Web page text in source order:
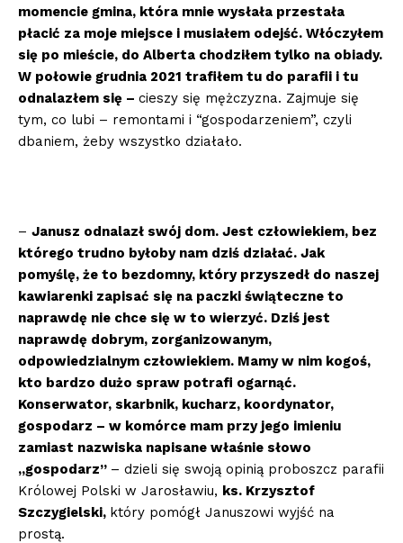
momencie gmina, która mnie wysłała przestała
płacić za moje miejsce i musiałem odejść. Włóczyłem
się po mieście, do Alberta chodziłem tylko na obiady.
W połowie grudnia 2021 trafiłem tu do parafii i tu
odnalazłem się – cieszy się mężczyzna. Zajmuje się
tym, co lubi – remontami i “gospodarzeniem”, czyli
dbaniem, żeby wszystko działało.
– Janusz odnalazł swój dom. Jest człowiekiem, bez
którego trudno byłoby nam dziś działać. Jak
pomyślę, że to bezdomny, który przyszedł do naszej
kawiarenki zapisać się na paczki świąteczne to
naprawdę nie chce się w to wierzyć. Dziś jest
naprawdę dobrym, zorganizowanym,
odpowiedzialnym człowiekiem. Mamy w nim kogoś,
kto bardzo dużo spraw potrafi ogarnąć.
Konserwator, skarbnik, kucharz, koordynator,
gospodarz – w komórce mam przy jego imieniu
zamiast nazwiska napisane właśnie słowo
„gospodarz” – dzieli się swoją opinią proboszcz parafii
Królowej Polski w Jarosławiu, ks. Krzysztof
Szczygielski, który pomógł Januszowi wyjść na
prostą.